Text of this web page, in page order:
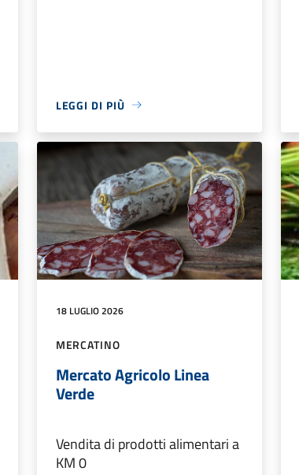
LEGGI DI PIÙ
18 LUGLIO 2026
MERCATINO
Mercato Agricolo Linea
Verde
Vendita di prodotti alimentari a
KM 0